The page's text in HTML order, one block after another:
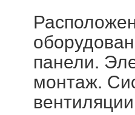
панели.
монтаж.
вентиляции